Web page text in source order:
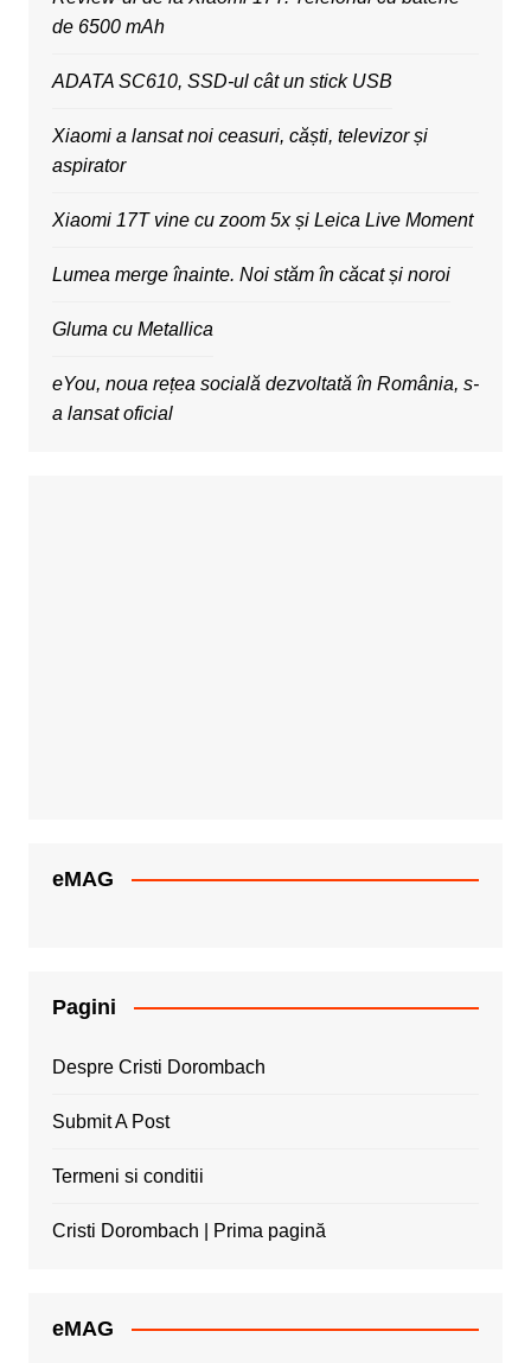
de 6500 mAh
ADATA SC610, SSD-ul cât un stick USB
Xiaomi a lansat noi ceasuri, căști, televizor și
aspirator
Xiaomi 17T vine cu zoom 5x și Leica Live Moment
Lumea merge înainte. Noi stăm în căcat și noroi
Gluma cu Metallica
eYou, noua rețea socială dezvoltată în România, s-
a lansat oficial
eMAG
Pagini
Despre Cristi Dorombach
Submit A Post
Termeni si conditii
Cristi Dorombach | Prima pagină
eMAG